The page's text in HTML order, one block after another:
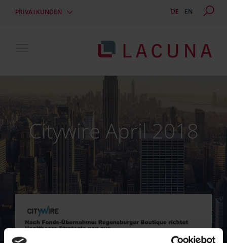
PRIVATKUNDEN DE EN
Toggle main menu visibility
Citywire April 2018